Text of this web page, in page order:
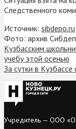
Следственного
Источник: sibdepo.ru
Фото: архив
Кузбасским
учебу этой осенью
За сутки в
Учредитель — ООО